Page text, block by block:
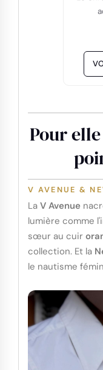
Pour
V AVENUE &
La V Avenue
lumière comme
sœur au cuir
collection. Et la
le nautisme